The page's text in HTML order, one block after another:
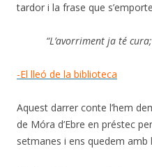
tardor i la frase que
“L’avorriment ja té
-El lleó de la biblioteca
Aquest darrer conte l’hem
de Móra d’Ebre en préstec
setmanes i ens quedem amb